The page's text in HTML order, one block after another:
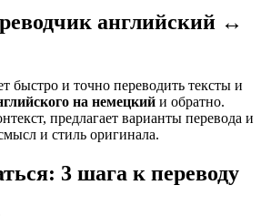
английский ↔
быстро и точно переводить тексты и
на немецкий и обратно.
предлагает варианты перевода и
и стиль оригинала.
3 шага к переводу